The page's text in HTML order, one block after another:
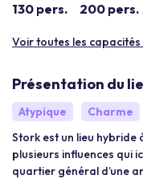
130 pers. 200 pers.
Voir toutes les capacités
Présentation du
Atypique Charme
Stork est un lieu hybride
plusieurs influences qui
quartier général d’une